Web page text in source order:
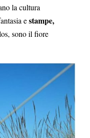
la cultura
estampe,
sono il fiore